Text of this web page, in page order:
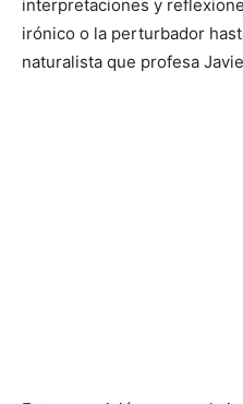
interpretaciones y
irónico o la perturbador
naturalista que profesa